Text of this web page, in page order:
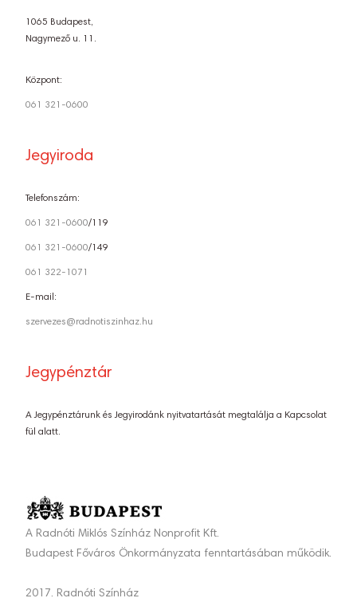
1065 Budapest,
Nagymező u. 11.
Központ:
061 321-0600
Jegyiroda
Telefonszám:
061 321-0600/119
061 321-0600/149
061 322-1071
E-mail:
szervezes@radnotiszinhaz.hu
Jegypénztár
A Jegypénztárunk és Jegyirodánk nyitvatartását megtalálja a Kapcsolat
fül alatt.
A Radnóti Miklós Színház Nonprofit Kft.
Budapest Főváros Önkormányzata fenntartásában működik.
2017. Radnóti Színház